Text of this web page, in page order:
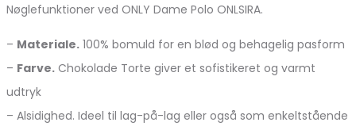
Nøglefunktioner ved ONLY Dame Polo ONLSIRA.
– Materiale. 100% bomuld for en blød og behagelig pasform
– Farve. Chokolade Torte giver et sofistikeret og varmt
udtryk
– Alsidighed. Ideel til lag-på-lag eller også som enkeltstående